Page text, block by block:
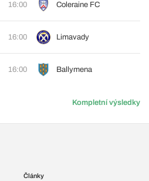
16:00 Coleraine FC
16:00 Limavady
16:00 Ballymena
Kompletní výsledky
Články